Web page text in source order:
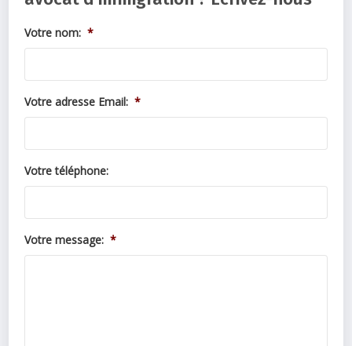
Votre nom: *
Votre adresse Email: *
Votre téléphone:
Votre message: *